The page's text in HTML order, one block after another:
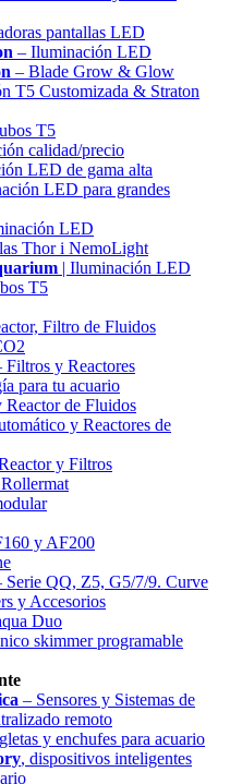
pantallas LED
– Iluminación LED
– Blade Grow & Glow
T5 Customizada & Straton
T5
calidad/precio
LED de gama alta
LED para grandes
LED
Thor i NemoLight
| Iluminación LED
T5
Filtro de Fluidos
Filtros y Reactores
para tu acuario
Reactor de Fluidos
y Reactores de
y Filtros
y AF200
Serie QQ, Z5, G5/7/9. Curve
y Accesorios
Duo
skimmer programable
– Sensores y Sistemas de
remoto
y enchufes para acuario
, dispositivos inteligentes